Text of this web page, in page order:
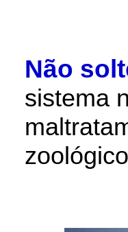
Não
sistema